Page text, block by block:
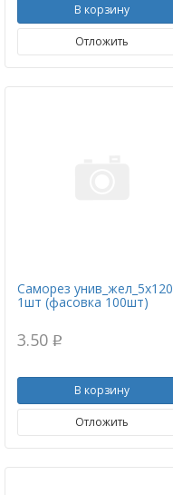
В корзину
Отложить
Саморез унив_жел_5х120
1шт (фасовка 100шт)
3.50 p
В корзину
Отложить